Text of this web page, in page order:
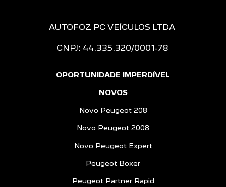
AUTOFOZ PC VEÍCULOS LTDA
CNPJ: 44.335.320/0001-78
OPORTUNIDADE IMPERDÍVEL
NOVOS
Novo Peugeot 208
Novo Peugeot 2008
Novo Peugeot Expert
Peugeot Boxer
Peugeot Partner Rapid